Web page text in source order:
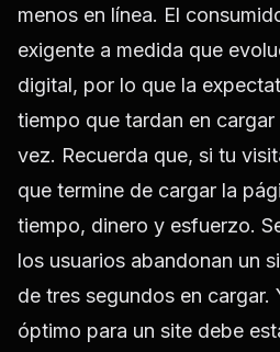
menos en línea. El
exigente a medida que
digital, por lo que la
tiempo que tardan en
vez. Recuerda que, si tu
que termine de cargar la
tiempo, dinero y esfuerzo.
los usuarios abandonan un
de tres segundos en cargar.
óptimo para un site debe